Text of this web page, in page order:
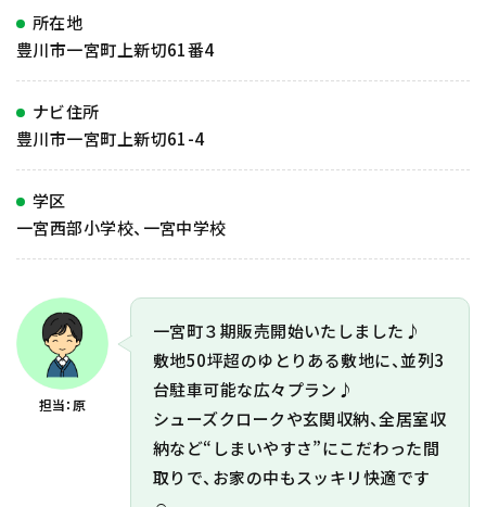
所在地
豊川市一宮町上新切61番4
ナビ住所
豊川市一宮町上新切61-4
学区
一宮西部小学校、一宮中学校
担当：原
一宮町３期販売開始いたしました♪
敷地50坪超のゆとりある敷地に、並列3
台駐車可能な広々プラン♪
シューズクロークや玄関収納、全居室収
納など“しまいやすさ”にこだわった間
取りで、お家の中もスッキリ快適です